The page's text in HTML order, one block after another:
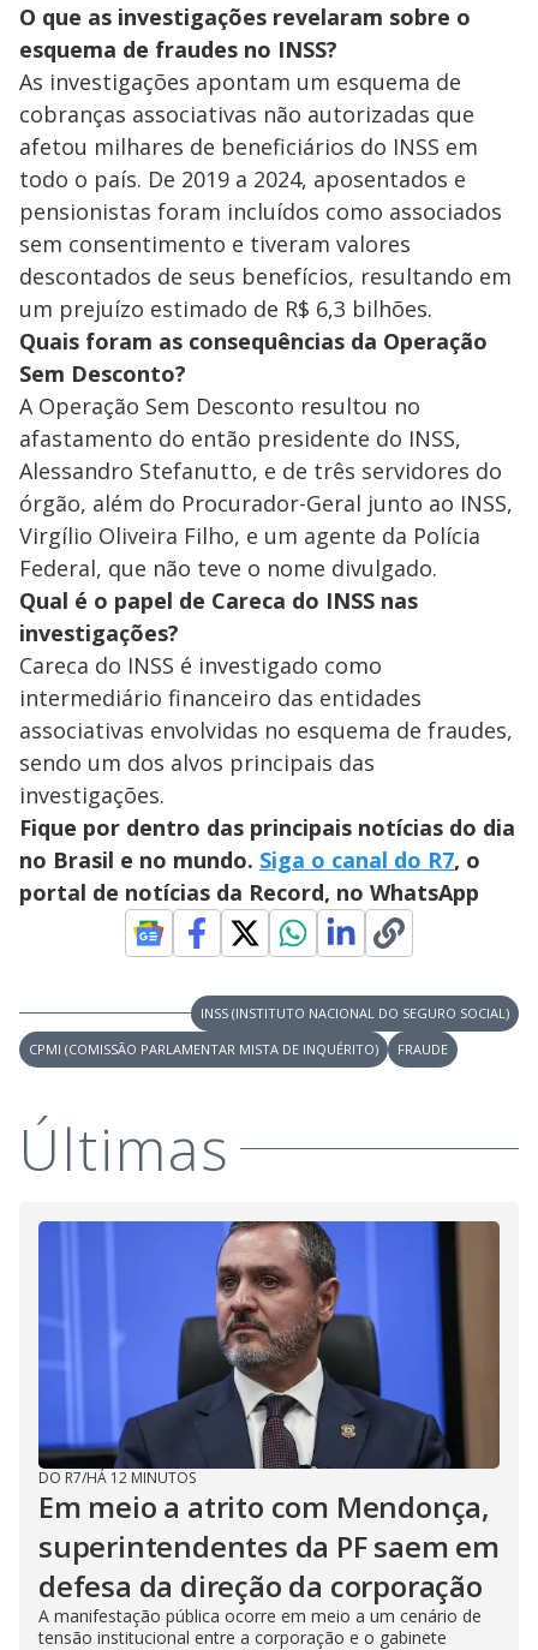
O que as investigações revelaram sobre o
esquema de fraudes no INSS?
As investigações apontam um esquema de
cobranças associativas não autorizadas que
afetou milhares de beneficiários do INSS em
todo o país. De 2019 a 2024, aposentados e
pensionistas foram incluídos como associados
sem consentimento e tiveram valores
descontados de seus benefícios, resultando em
um prejuízo estimado de R$ 6,3 bilhões.
Quais foram as consequências da Operação
Sem Desconto?
A Operação Sem Desconto resultou no
afastamento do então presidente do INSS,
Alessandro Stefanutto, e de três servidores do
órgão, além do Procurador-Geral junto ao INSS,
Virgílio Oliveira Filho, e um agente da Polícia
Federal, que não teve o nome divulgado.
Qual é o papel de Careca do INSS nas
investigações?
Careca do INSS é investigado como
intermediário financeiro das entidades
associativas envolvidas no esquema de fraudes,
sendo um dos alvos principais das
investigações.
Fique por dentro das principais notícias do dia
no Brasil e no mundo. Siga o canal do R7, o
portal de notícias da Record, no WhatsApp
INSS (INSTITUTO NACIONAL DO SEGURO SOCIAL)
CPMI (COMISSÃO PARLAMENTAR MISTA DE INQUÉRITO)
FRAUDE
Últimas
DO R7/HÁ 12 MINUTOS
Em meio a atrito com Mendonça,
superintendentes da PF saem em
defesa da direção da corporação
A manifestação pública ocorre em meio a um cenário de
tensão institucional entre a corporação e o gabinete